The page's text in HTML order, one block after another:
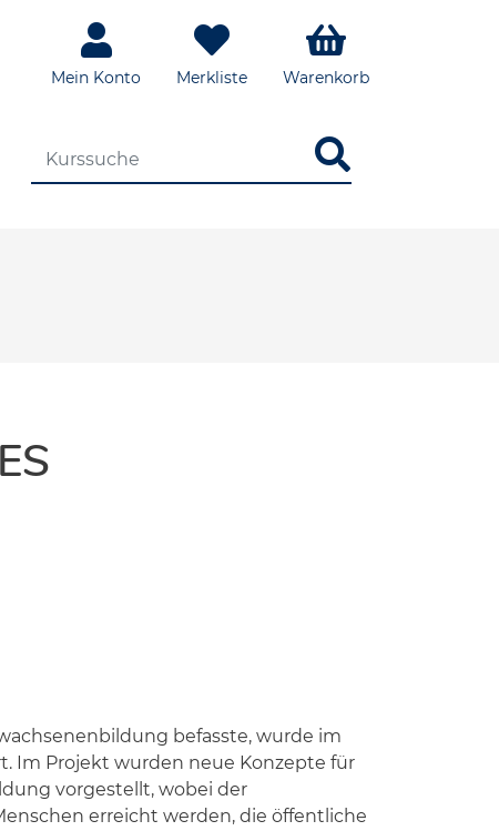
Mein Konto Merkliste Warenkorb
befasste, wurde im
Im Projekt wurden neue Konzepte für
vorgestellt, wobei der
erreicht werden, die öffentliche